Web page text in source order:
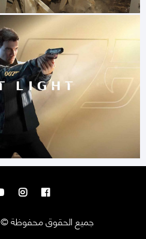
جميع الحقوق محفوظة © 2026GxmeDope